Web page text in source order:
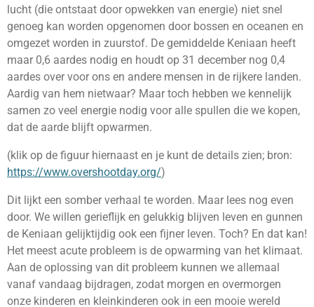
lucht (die ontstaat door opwekken van energie) niet snel
genoeg kan worden opgenomen door bossen en oceanen en
omgezet worden in zuurstof. De gemiddelde Keniaan heeft
maar 0,6 aardes nodig en houdt op 31 december nog 0,4
aardes over voor ons en andere mensen in de rijkere landen.
Aardig van hem nietwaar? Maar toch hebben we kennelijk
samen zo veel energie nodig voor alle spullen die we kopen,
dat de aarde blijft opwarmen.
(klik op de figuur hiernaast en je kunt de details zien; bron:
https://www.overshootday.org/)
Dit lijkt een somber verhaal te worden. Maar lees nog even
door. We willen gerieflijk en gelukkig blijven leven en gunnen
de Keniaan gelijktijdig ook een fijner leven. Toch? En dat kan!
Het meest acute probleem is de opwarming van het klimaat.
Aan de oplossing van dit probleem kunnen we allemaal
vanaf vandaag bijdragen, zodat morgen en overmorgen
onze kinderen en kleinkinderen ook in een mooie wereld